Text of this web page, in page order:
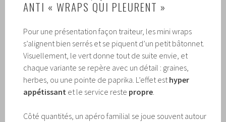
ANTI « WRAPS QUI PLEURENT »
Pour une présentation façon traiteur, les mini wraps
s’alignent bien serrés et se piquent d’un petit bâtonnet.
Visuellement, le vert donne tout de suite envie, et
chaque variante se repère avec un détail : graines,
herbes, ou une pointe de paprika. L’effet esthyper
appétissant et le service reste propre.
Côté quantités, un apéro familial se joue souvent autour